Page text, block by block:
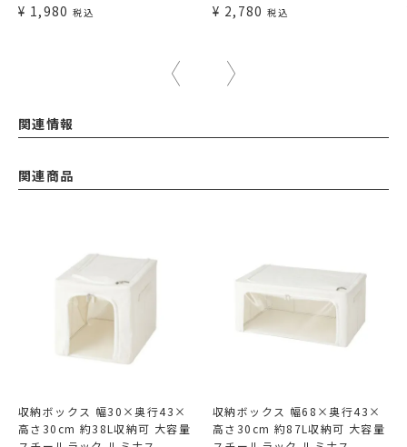
¥ 1,980 税込 ¥ 2,780 税込
関連情報
関連商品
収納ボックス 幅30×奥行43×
高さ30cm 約38L収納可 大容量
収納ボックス 幅68×奥行43×
高さ30cm 約87L収納可 大容量